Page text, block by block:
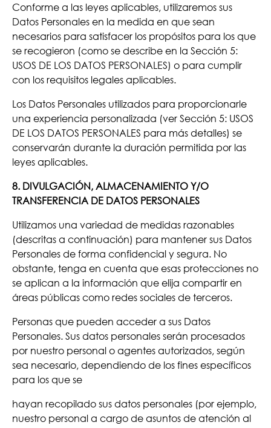
Conforme a las leyes aplicables, utilizaremos sus
Datos Personales en la medida en que sean
necesarios para satisfacer los propósitos para los que
se recogieron (como se describe en la Sección 5:
USOS DE LOS DATOS PERSONALES) o para cumplir
con los requisitos legales aplicables.
Los Datos Personales utilizados para proporcionarle
una experiencia personalizada (ver Sección 5: USOS
DE LOS DATOS PERSONALES para más detalles) se
conservarán durante la duración permitida por las
leyes aplicables.
8. DIVULGACIÓN, ALMACENAMIENTO Y/O
TRANSFERENCIA DE DATOS PERSONALES
Utilizamos una variedad de medidas razonables
(descritas a continuación) para mantener sus Datos
Personales de forma confidencial y segura. No
obstante, tenga en cuenta que esas protecciones no
se aplican a la información que elija compartir en
áreas públicas como redes sociales de terceros.
Personas que pueden acceder a sus Datos
Personales. Sus datos personales serán procesados
por nuestro personal o agentes autorizados, según
sea necesario, dependiendo de los fines específicos
para los que se
hayan recopilado sus datos personales (por ejemplo,
nuestro personal a cargo de asuntos de atención al